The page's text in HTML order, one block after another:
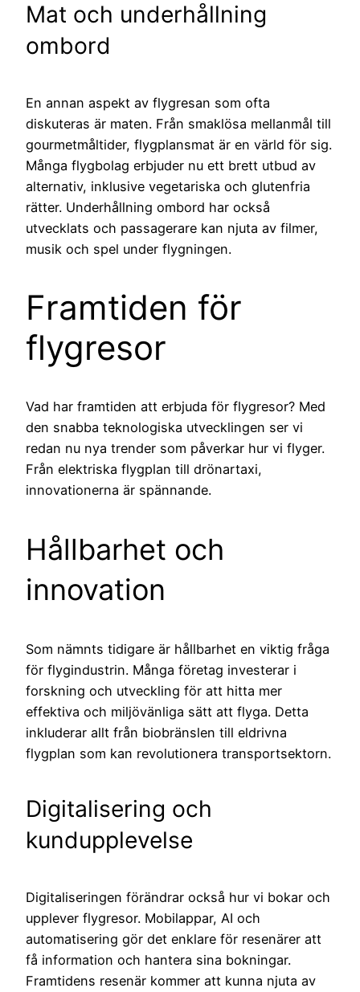
Mat och underhållning
ombord
En annan aspekt av flygresan som ofta
diskuteras är maten. Från smaklösa mellanmål till
gourmetmåltider, flygplansmat är en värld för sig.
Många flygbolag erbjuder nu ett brett utbud av
alternativ, inklusive vegetariska och glutenfria
rätter. Underhållning ombord har också
utvecklats och passagerare kan njuta av filmer,
musik och spel under flygningen.
Framtiden för
flygresor
Vad har framtiden att erbjuda för flygresor? Med
den snabba teknologiska utvecklingen ser vi
redan nu nya trender som påverkar hur vi flyger.
Från elektriska flygplan till drönartaxi,
innovationerna är spännande.
Hållbarhet och
innovation
Som nämnts tidigare är hållbarhet en viktig fråga
för flygindustrin. Många företag investerar i
forskning och utveckling för att hitta mer
effektiva och miljövänliga sätt att flyga. Detta
inkluderar allt från biobränslen till eldrivna
flygplan som kan revolutionera transportsektorn.
Digitalisering och
kundupplevelse
Digitaliseringen förändrar också hur vi bokar och
upplever flygresor. Mobilappar, AI och
automatisering gör det enklare för resenärer att
få information och hantera sina bokningar.
Framtidens resenär kommer att kunna njuta av